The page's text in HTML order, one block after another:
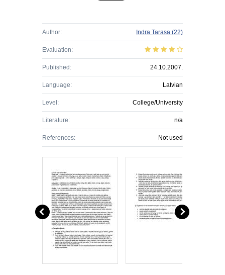
Author: Indra Tarasa (22)
Evaluation:
Published: 24.10.2007.
Language: Latvian
Level: College/University
Literature: n/a
References: Not used